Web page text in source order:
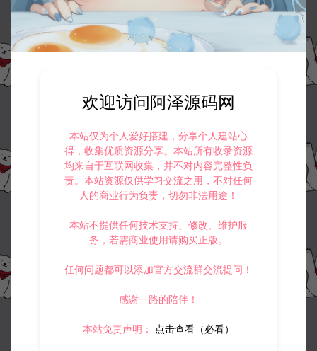
欢迎访问阿泽源码网
本站仅为个人爱好搭建，分享个人建站心
得，收集优质资源分享。本站所有收录资源
均来自于互联网收集，并不对内容完整性负
责。本站资源仅供学习交流之用，不对任何
人的商业行为负责，切勿非法用途！
本站不提供任何技术支持、修改、维护服
务，若需商业使用请购买正版。
任何问题都可以添加官方交流群交流提问！
感谢一路的陪伴！
本站免责声明： 点击查看（必看）